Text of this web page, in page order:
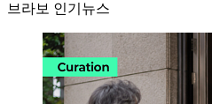
브라보 인기뉴스